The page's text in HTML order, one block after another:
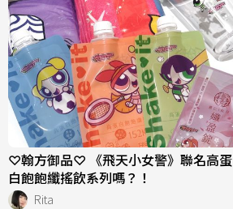
♡翰方御品♡ 《飛天小女警》聯名高蛋
白飽飽纖搖飲系列嗎？！
Rita